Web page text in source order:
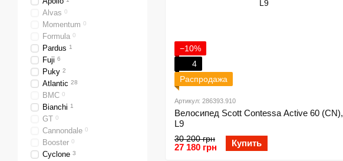
−10%
4
Распродажа
Артикул: 286393.910
Велосипед Scott Contessa Active 60 (CN),
L9
30 200 грн
27 180 грн Купить
Alvas 0
Momentum 0
Formula 0
Pardus 1
Fuji 6
Puky 2
Atlantic 28
BMC 0
Bianchi 1
GT 0
Cannondale 0
Booster 0
Cyclone 3